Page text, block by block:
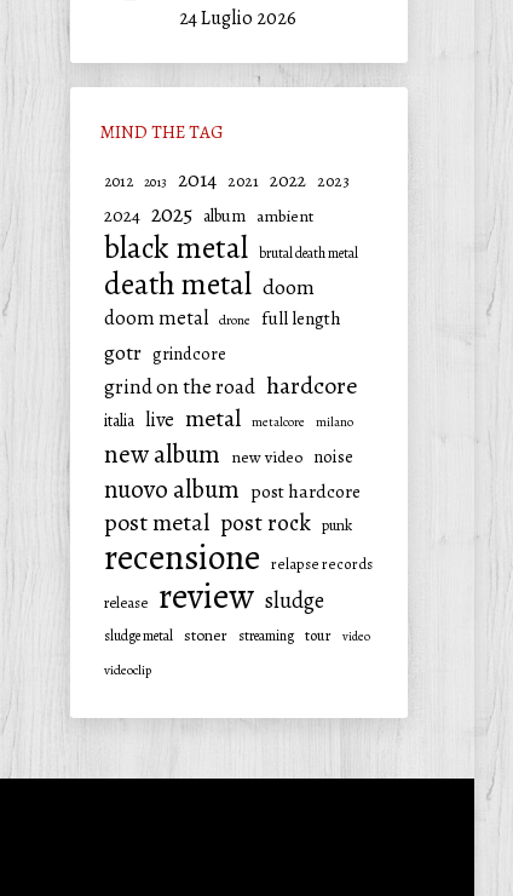
24 Luglio 2026
MIND THE TAG
2012 2013 2014 2021 2022 2023
2024 2025 album ambient
black metal brutal death metal
death metal doom
doom metal drone full length
gotr grindcore
grind on the road hardcore
italia live metal metalcore milano
new album new video noise
nuovo album post hardcore
post metal post rock punk
recensione relapse records
release
review sludge
sludge metal stoner streaming tour
video
videoclip